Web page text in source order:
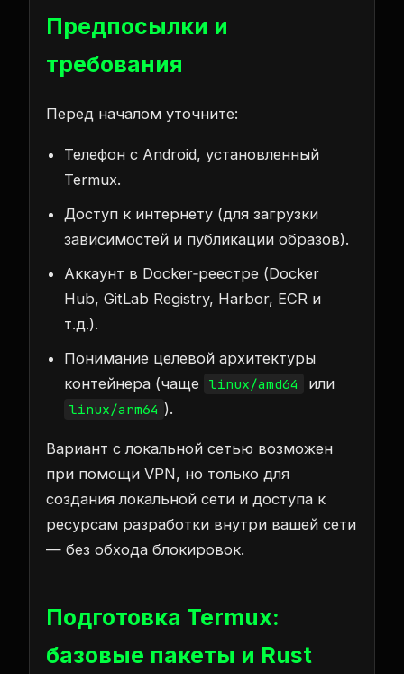
Предпосылки и
требования
Перед началом уточните:
Телефон с Android, установленный
Termux.
Доступ к интернету (для загрузки
зависимостей и публикации образов).
Аккаунт в Docker‑реестре (Docker
Hub, GitLab Registry, Harbor, ECR и
т.д.).
Понимание целевой архитектуры
контейнера (чаще linux/amd64 или
linux/arm64 ).
Вариант с локальной сетью возможен
при помощи VPN, но только для
создания локальной сети и доступа к
ресурсам разработки внутри вашей сети
— без обхода блокировок.
Подготовка Termux:
базовые пакеты и Rust